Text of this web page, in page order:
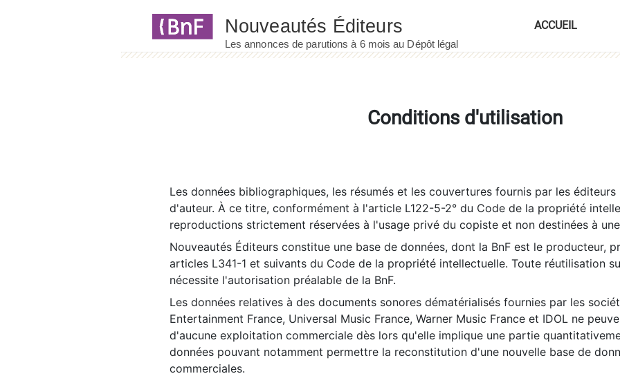
ACCUEIL
Conditions d'utilisation
Les données bibliographiques, les résumés et les couvertures fournis par les
d'auteur. À ce titre, conformément à l'article L122-5-2° du Code de la propriété
reproductions strictement réservées à l'usage privé du copiste et non destinées à
Nouveautés Éditeurs constitue une base de données, dont la BnF est le producteur,
articles L341-1 et suivants du Code de la propriété intellectuelle. Toute réutilisation
nécessite l'autorisation préalable de la BnF.
Les données relatives à des documents sonores dématérialisés fournies par les
Entertainment France, Universal Music France, Warner Music France et IDOL ne
d'aucune exploitation commerciale dès lors qu'elle implique une partie
données pouvant notamment permettre la reconstitution d'une nouvelle base de
commerciales.